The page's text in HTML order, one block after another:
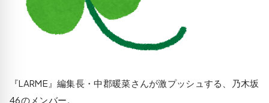
『LARME』編集長・中郡暖菜さんが激プッシュする、乃木坂
46のメンバー。